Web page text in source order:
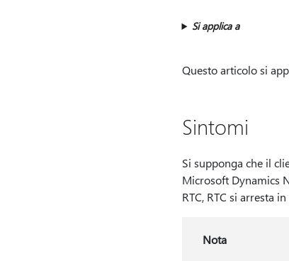
Si applica a
Questo articolo si
Sintomi
Si supponga che il
Microsoft Dynamics
RTC, RTC si arresta
Nota